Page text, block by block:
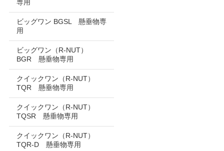
専用
ビッグワン BGSL 懸垂物専
用
ビッグワン（R-NUT）
BGR 懸垂物専用
クイックワン（R-NUT）
TQR 懸垂物専用
クイックワン（R-NUT）
TQSR 懸垂物専用
クイックワン（R-NUT）
TQR-D 懸垂物専用